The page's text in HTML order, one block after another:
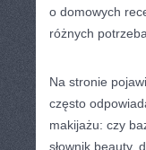
o domowych
różnych
Na stronie
często
makijażu: czy
słownik beauty,